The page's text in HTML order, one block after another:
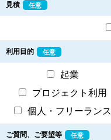
見積 任意
利用目的 任意
起業
プロジェクト利用
個人・フリーランス
ご質問、ご要望等 任意